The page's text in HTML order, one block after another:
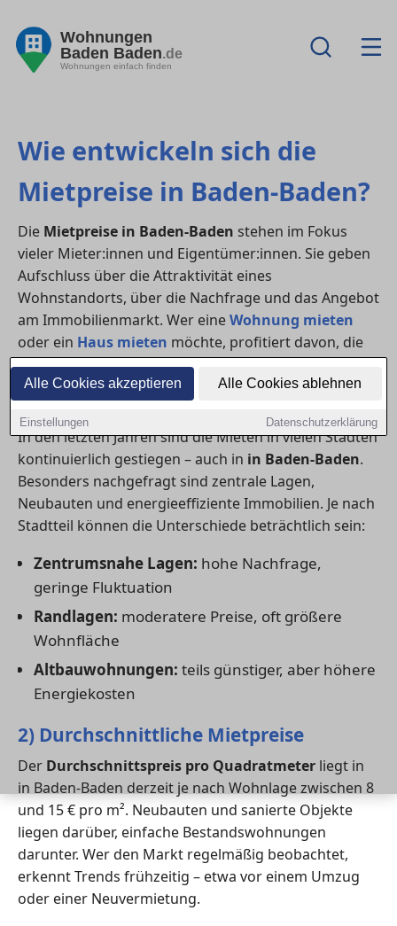
Alle Cookies akzeptieren Alle Cookies ablehnen
Einstellungen Datenschutzerklärung
Wohnungen
Baden Baden.de
Wohnungen einfach finden
Wie entwickeln sich die
Mietpreise in Baden-Baden?
Die Mietpreise in Baden-Baden stehen im Fokus
vieler Mieter:innen und Eigentümer:innen. Sie geben
Aufschluss über die Attraktivität eines
Wohnstandorts, über die Nachfrage und das Angebot
am Immobilienmarkt. Wer eineWohnung mieten
oder ein Haus mieten möchte, profitiert davon, die
Preisentwicklung genau zu kennen.
1) Aktuelle Mietpreistrends
In den letzten Jahren sind die Mieten in vielen Städten
kontinuierlich gestiegen – auch in in Baden-Baden.
Besonders nachgefragt sind zentrale Lagen,
Neubauten und energieeffiziente Immobilien. Je nach
Stadtteil können die Unterschiede beträchtlich sein:
Zentrumsnahe Lagen: hohe Nachfrage,
geringe Fluktuation
Randlagen: moderatere Preise, oft größere
Wohnfläche
Altbauwohnungen: teils günstiger, aber höhere
Energiekosten
2) Durchschnittliche Mietpreise
Der Durchschnittspreis pro Quadratmeter liegt in
in Baden-Baden derzeit je nach Wohnlage zwischen 8
und 15 € pro m². Neubauten und sanierte Objekte
liegen darüber, einfache Bestandswohnungen
darunter. Wer den Markt regelmäßig beobachtet,
erkennt Trends frühzeitig – etwa vor einem Umzug
oder einer Neuvermietung.